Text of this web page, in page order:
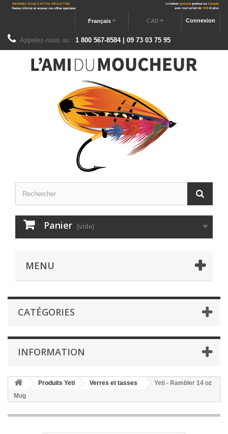
Connexion
CAD
Français
Appelez-nous au : 1 800 567-8584 | 09 73 03 75 95
Panier (vide)
MENU
CATÉGORIES
INFORMATION
Produits Yeti Verres et tasses
Yeti - Rambler 14 oz
Mug